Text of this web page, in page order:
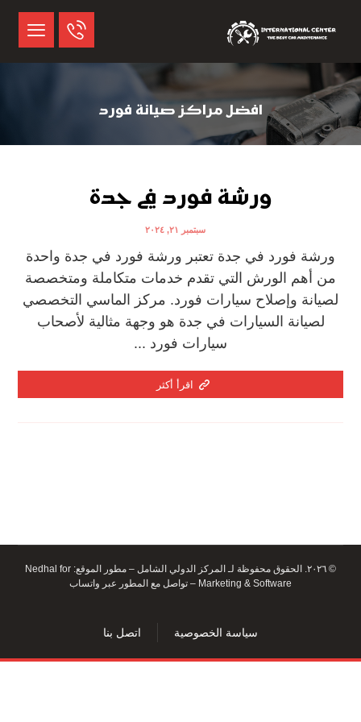
افضل مراكز صيانة فورد
ورشة فورد في جدة
سبتمبر ٢١, ٢٠٢٤
ورشة فورد في جدة تعتبر ورشة فورد في جدة واحدة
من أهم الورش التي تقدم خدمات متكاملة ومتخصصة
لصيانة وإصلاح سيارات فورد. مركز الماسي التخصصي
لصيانة السيارات في جدة هو وجهة مثالية لأصحاب
سيارات فورد ...
اقرأ أكثر
© ٢٠٢٦. الحقوق محفوظة لـ المركز الدولي الشامل – مطور الموقع:
Nedhal for
Marketing & Software
– تواصل مع المطور عبر واتساب
اتصل بنا سياسة الخصوصية